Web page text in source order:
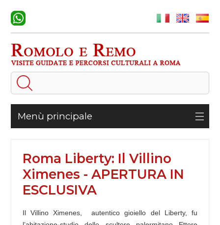
Menù principale
Roma Liberty: Il Villino
Ximenes - APERTURA IN
ESCLUSIVA
Il Villino Ximenes, autentico gioiello del Liberty, fu